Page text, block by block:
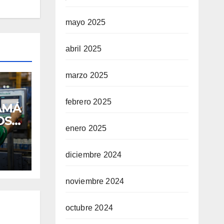
mayo 2025
abril 2025
marzo 2025
febrero 2025
enero 2025
diciembre 2024
noviembre 2024
octubre 2024